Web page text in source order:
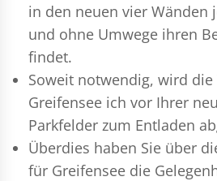
in den neuen vier Wänden
und ohne Umwege ihren
findet.
Soweit notwendig, wird
Greifensee ich vor Ihrer
Parkfelder zum Entladen
Überdies haben Sie über
für Greifensee die